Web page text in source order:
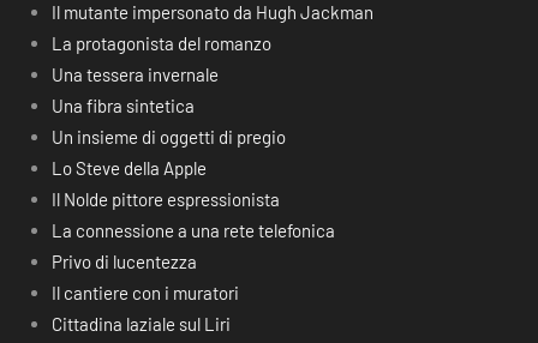
Il mutante impersonato da Hugh Jackman
La protagonista del romanzo
Una tessera invernale
Una fibra sintetica
Un insieme di oggetti di pregio
Lo Steve della Apple
Il Nolde pittore espressionista
La connessione a una rete telefonica
Privo di lucentezza
Il cantiere con i muratori
Cittadina laziale sul Liri